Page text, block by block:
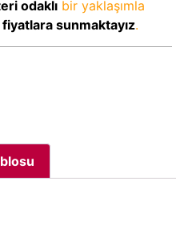
odaklı bir yaklaşımla
fiyatlara sunmaktayız.